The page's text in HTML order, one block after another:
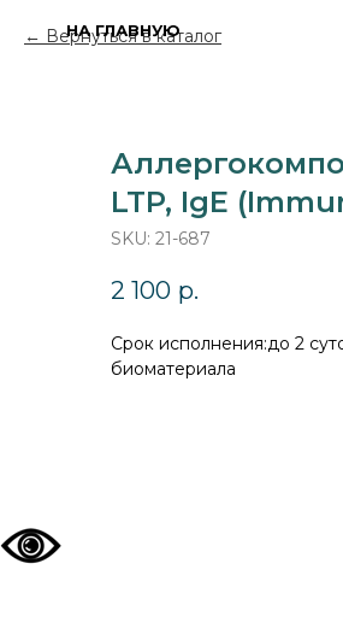
Вернуться в каталог
LTP, IgE
SKU: 21-687
2 100 р.
Cрок исполнения:до 2
биоматериала
НА ГЛАВНУЮ